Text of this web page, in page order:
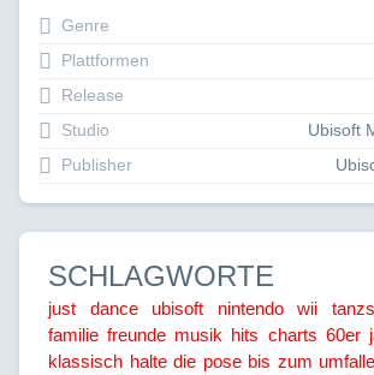
Genre
Plattformen
Release
Studio
Publisher
SCHLAGWORTE
just dance ubisoft nintendo wii
familie freunde musik hits charts 60er
klassisch halte die pose bis zum